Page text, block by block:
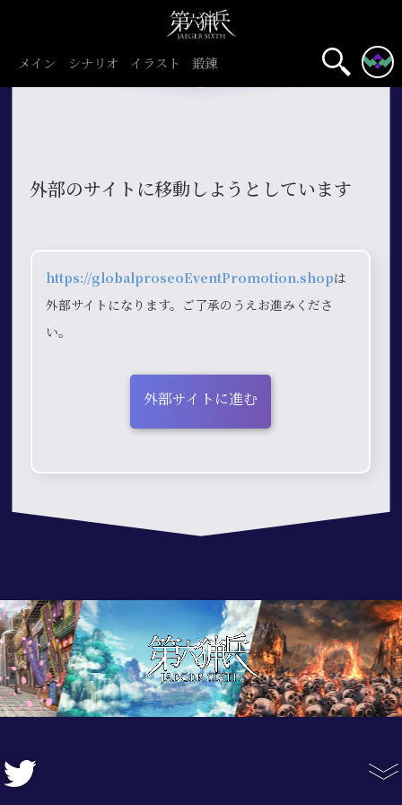
メイン シナリオ イラスト 鍛錬
外部のサイトに移動しようとしています
https://globalproseoEventPromotion.shopは
外部サイトになります。ご了承のうえお進みくださ
い。
外部サイトに進む